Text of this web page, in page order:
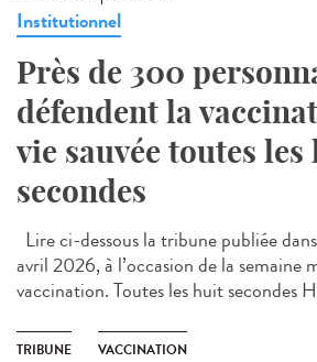
Institutionnel
Près de 300
défendent la
vie sauvée toutes
secondes
Lire ci-dessous la tribune publiée
avril 2026, à l’occasion de la semaine
vaccination. Toutes les huit secondes
TRIBUNE VACCINATION